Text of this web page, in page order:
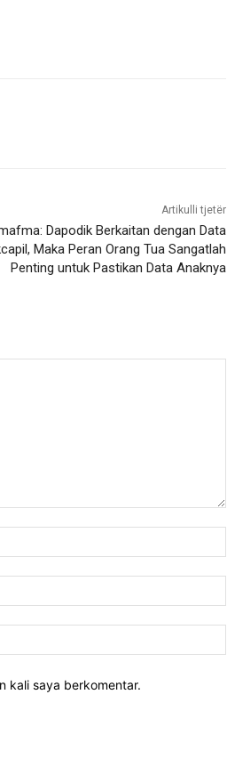
Artikulli tjetër
Dapodik Berkaitan dengan Data
Maka Peran Orang Tua Sangatlah
Penting untuk Pastikan Data Anaknya
kali saya berkomentar.